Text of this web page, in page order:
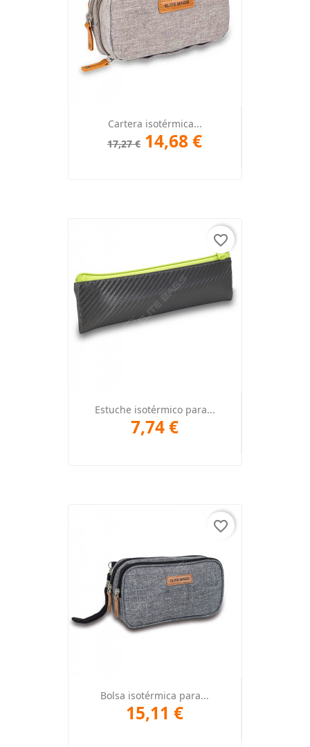
Cartera isotérmica...
17,27 € 14,68 €
Estuche isotérmico para...
7,74 €
favorite_border
Bolsa isotérmica para...
15,11 €
favorite_border